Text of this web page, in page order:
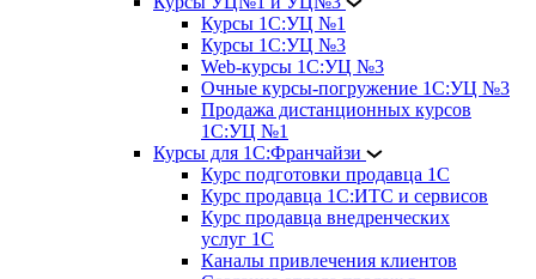
Курсы 1С:УЦ №1
Курсы 1С:УЦ №3
Web-курсы 1С:УЦ №3
Очные курсы-погружение 1С:УЦ №3
Продажа дистанционных курсов
1С:УЦ №1
Курсы для 1С:Франчайзи
Курс подготовки продавца 1С
Курс продавца 1С:ИТС и сервисов
Курс продавца внедренческих
услуг 1С
Каналы привлечения клиентов